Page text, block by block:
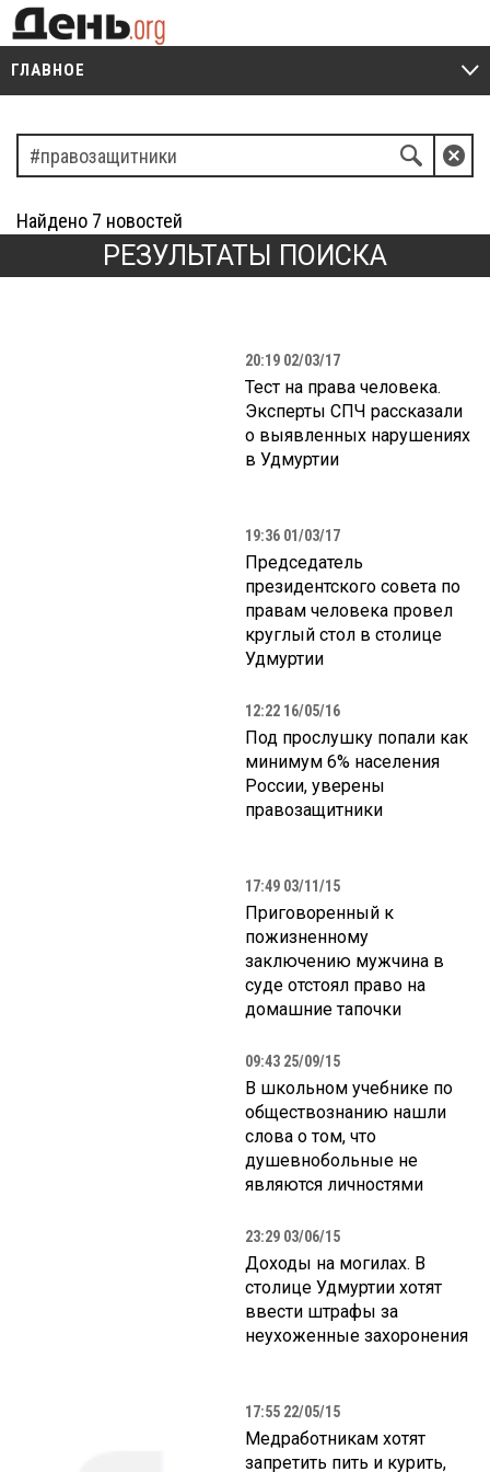
V
ГЛАВНОЕ
Q Z
Найдено 7 новостей
РЕЗУЛЬТАТЫ ПОИСКА
20:19 02/03/17
Тест на права человека.
Эксперты СПЧ рассказали
о выявленных нарушениях
в Удмуртии
19:36 01/03/17
Председатель
президентского совета по
правам человека провел
круглый стол в столице
Удмуртии
12:22 16/05/16
Под прослушку попали как
минимум 6% населения
России, уверены
правозащитники
17:49 03/11/15
Приговоренный к
пожизненному
заключению мужчина в
суде отстоял право на
домашние тапочки
09:43 25/09/15
В школьном учебнике по
обществознанию нашли
слова о том, что
душевнобольные не
являются личностями
23:29 03/06/15
Доходы на могилах. В
столице Удмуртии хотят
ввести штрафы за
неухоженные захоронения
17:55 22/05/15
Медработникам хотят
запретить пить и курить,